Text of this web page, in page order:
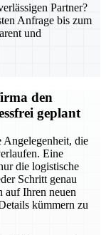
Partner?
Anfrage bis zum
und
den
geplant
Angelegenheit, die
Eine
die logistische
Schritt genau
auf Ihren neuen
kümmern zu